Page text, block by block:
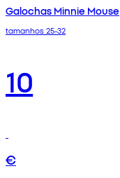
Galochas Minnie Mouse
tamanhos 25-32
10
€